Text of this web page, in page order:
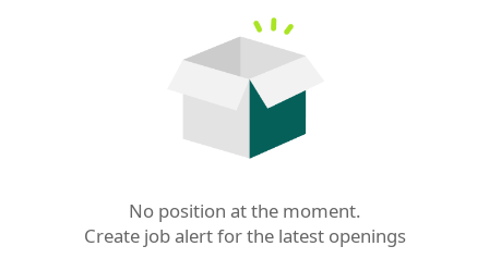
No position at the moment.
Create job alert for the latest openings